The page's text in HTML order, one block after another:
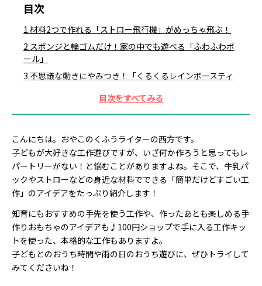
目次
1.材料2つで作れる「ストロー飛行機」がめっちゃ飛ぶ！
2.スポンジと輪ゴムだけ！家の中でも遊べる「ふわふわボ
ール」
3.不思議な動きにやみつき！「くるくるレインボースティ
ック」
4.紙コップとアルミホイルで作る「ビリビリマイク」が楽
しい！
5.赤ちゃんの感覚遊びにも！心が落ち着く「センサリーボ
トル」
6.回してびっくり！虹色に光る「レインボーコマ」を牛乳
パックで
7.材料2つ！手作り「カーゲーム」に子どもが夢中☆
8.貼って剥がして何度も遊べる「ぷっくりシール」をおう
ちで手作り
9.ペットボトルで本格的なアクセサリー工作！ブレスレッ
トの作り方
10.韓国発のアクセサリー「クレイリング」を100円グッズ
こんにちは。おやこのくふうライターの西方です。
子どもが大好きな工作遊びですが、いざ何か作ろうと思ってもレ
パートリーがない！と悩むことがありますよね。そこで、牛乳パ
ックやストローなどの身近な材料でできる「簡単だけどすごい工
作」のアイデアをたっぷり紹介します！
知育にもおすすめの手先を使う工作や、作ったあとも楽しめる手
作りおもちゃのアイデアも♪100円ショップで手に入る工作キッ
トを使った、本格的な工作もありますよ。
子どもとのおうち時間や雨の日のおうち遊びに、ぜひトライして
みてくださいね！